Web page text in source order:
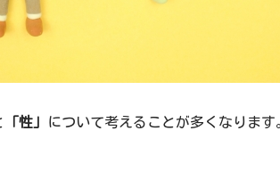
「性」 について考えることが多くなります